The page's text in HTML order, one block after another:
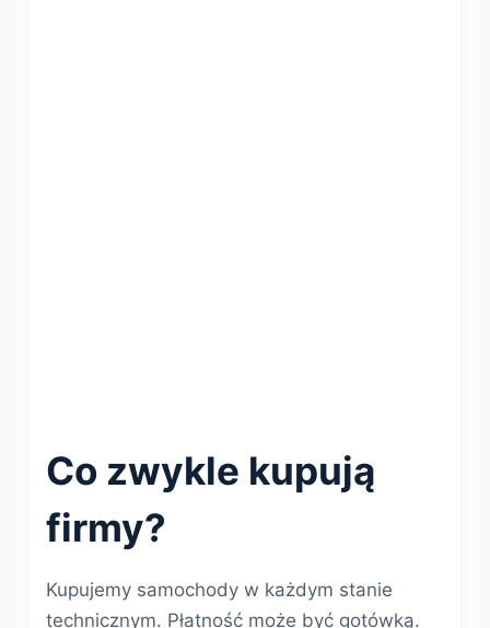
Co zwykle kupują
firmy?
Kupujemy samochody w każdym stanie
technicznym. Płatność może być gotówką.